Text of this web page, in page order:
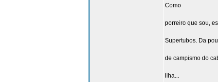
Como
porreiro que sou,
Supertubos. Da
de campismo do
ilha...